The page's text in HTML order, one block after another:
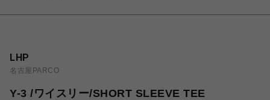
LHP
名古屋PARCO
Y-3 /ワイスリー/SHORT SLEEVE TEE